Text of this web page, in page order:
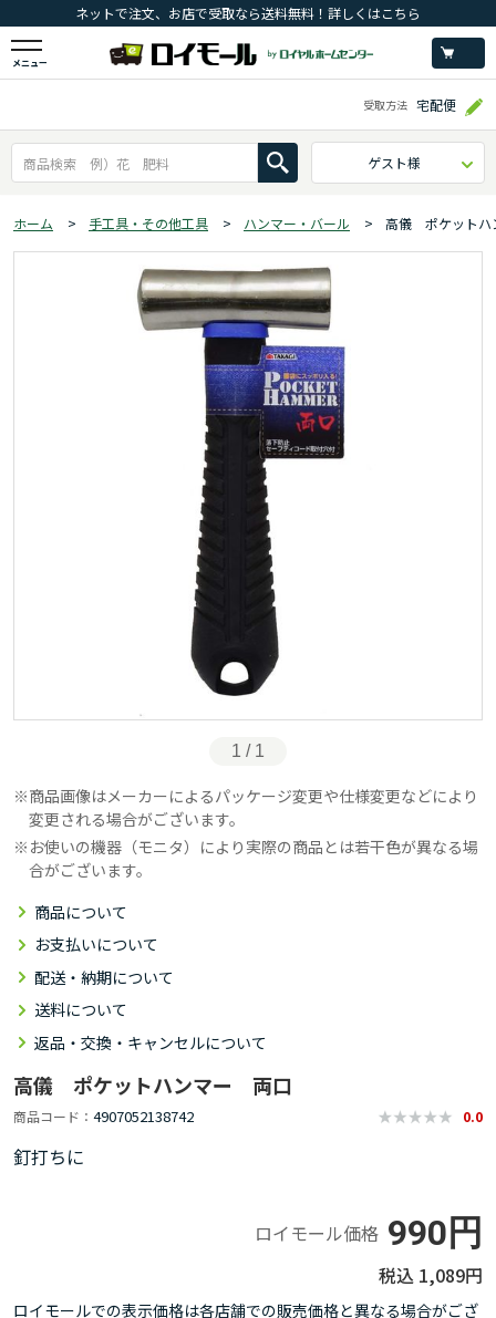
ネットで注文、お店で受取なら送料無料！詳しくはこちら
メニュー
受取方法 宅配便
ゲスト様
ホーム > 手工具・その他工具 > ハンマー・バール > 高儀 ポケット
1 / 1
商品画像はメーカーによるパッケージ変更や仕様変更などにより
変更される場合がございます。
お使いの機器（モニタ）により実際の商品とは若干色が異なる場
合がございます。
商品について
お支払いについて
配送・納期について
送料について
返品・交換・キャンセルについて
高儀 ポケットハンマー 両口
商品コード 4907052138742 0.0
釘打ちに
ロイモール価格 990円
1,089円
ロイモールでの表示価格は各店舗での販売価格と異なる場合がござ